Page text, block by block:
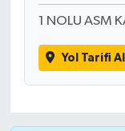
1 NOLU ASM
Yol Tarifi Al
Kültür &